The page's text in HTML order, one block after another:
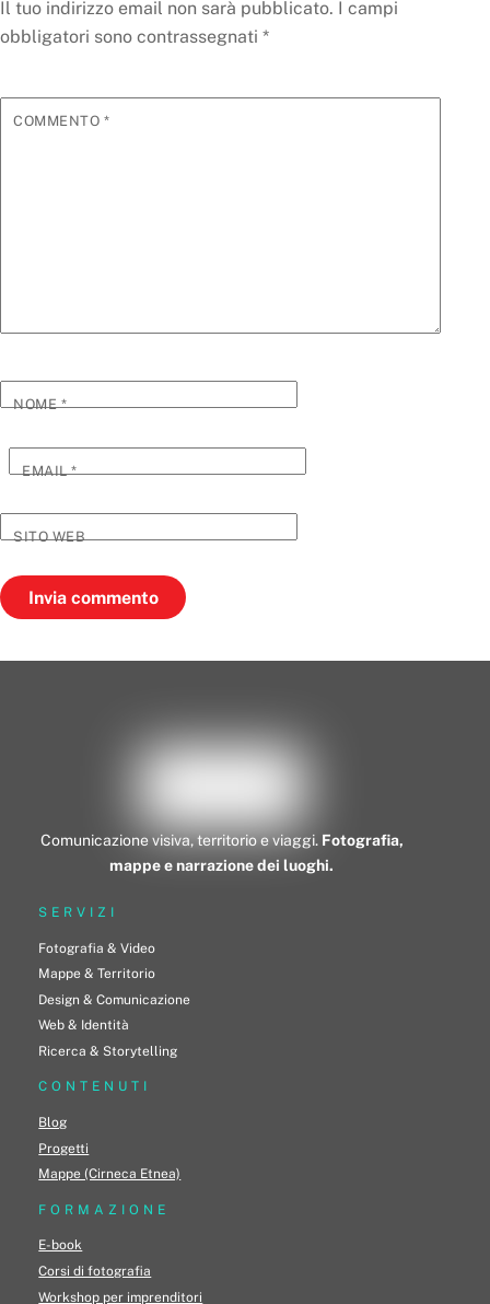
Il tuo indirizzo email non sarà pubblicato. I campi
obbligatori sono contrassegnati *
COMMENTO *
NOME*
EMAIL*
SITO WEB
Comunicazione visiva, territorio e viaggi. Fotografia,
mappe e narrazione dei luoghi.
SERVIZI
Fotografia & Video
Mappe & Territorio
Design & Comunicazione
Web & Identità
Ricerca & Storytelling
CONTENUTI
Blog
Progetti
Mappe (Cirneca Etnea)
FORMAZIONE
E-book
Corsi di fotografia
Workshop per imprenditori